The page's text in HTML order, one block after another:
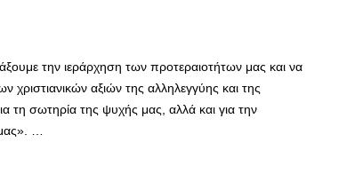
την ιεράρχηση των προτεραιοτήτων μας και να
αξιών της αλληλεγγύης και της
σωτηρία της ψυχής μας, αλλά και για την
…